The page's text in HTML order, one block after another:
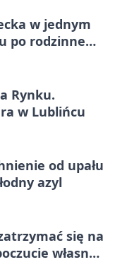
w jednym
po rodzinne
Rynku.
w Lublińcu
od upału
azyl
się na
własnej